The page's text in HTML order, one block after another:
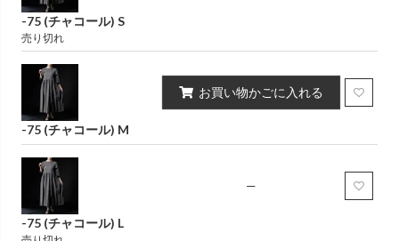
-75 (チャコール) S
売り切れ
-75 (チャコール) M
お買い物かごに入れる
-75 (チャコール) L
—